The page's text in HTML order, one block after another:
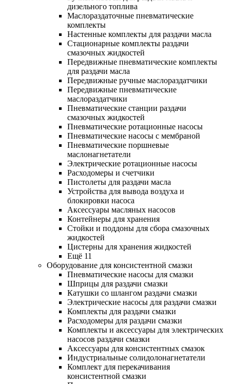
дизельного топлива
Маслораздаточные пневматические
комплекты
Настенные комплекты для раздачи масла
Стационарные комплекты раздачи
смазочных жидкостей
Передвижные пневматические комплекты
для раздачи масла
Передвижные ручные маслораздатчики
Передвижные пневматические
маслораздатчики
Пневматические станции раздачи
смазочных жидкостей
Пневматические ротационные насосы
Пневматические насосы с мембраной
Пневматические поршневые
маслонагнетатели
Электрические ротационные насосы
Расходомеры и счетчики
Пистолеты для раздачи масла
Устройства для вывода воздуха и
блокировки насоса
Аксессуары масляных насосов
Контейнеры для хранения
Стойки и поддоны для сбора смазочных
жидкостей
Цистерны для хранения жидкостей
Ещё 11
Оборудование для консистентной смазки
Пневматические насосы для смазки
Шприцы для раздачи смазки
Катушки со шлангом раздачи смазки
Электрические насосы для раздачи смазки
Комплекты для раздачи смазки
Расходомеры для раздачи смазки
Комплекты и аксессуары для электрических
насосов раздачи смазки
Аксессуары для консистентных смазок
Индустриальные солидолонагнетатели
Комплект для перекачивания
консистентной смазки